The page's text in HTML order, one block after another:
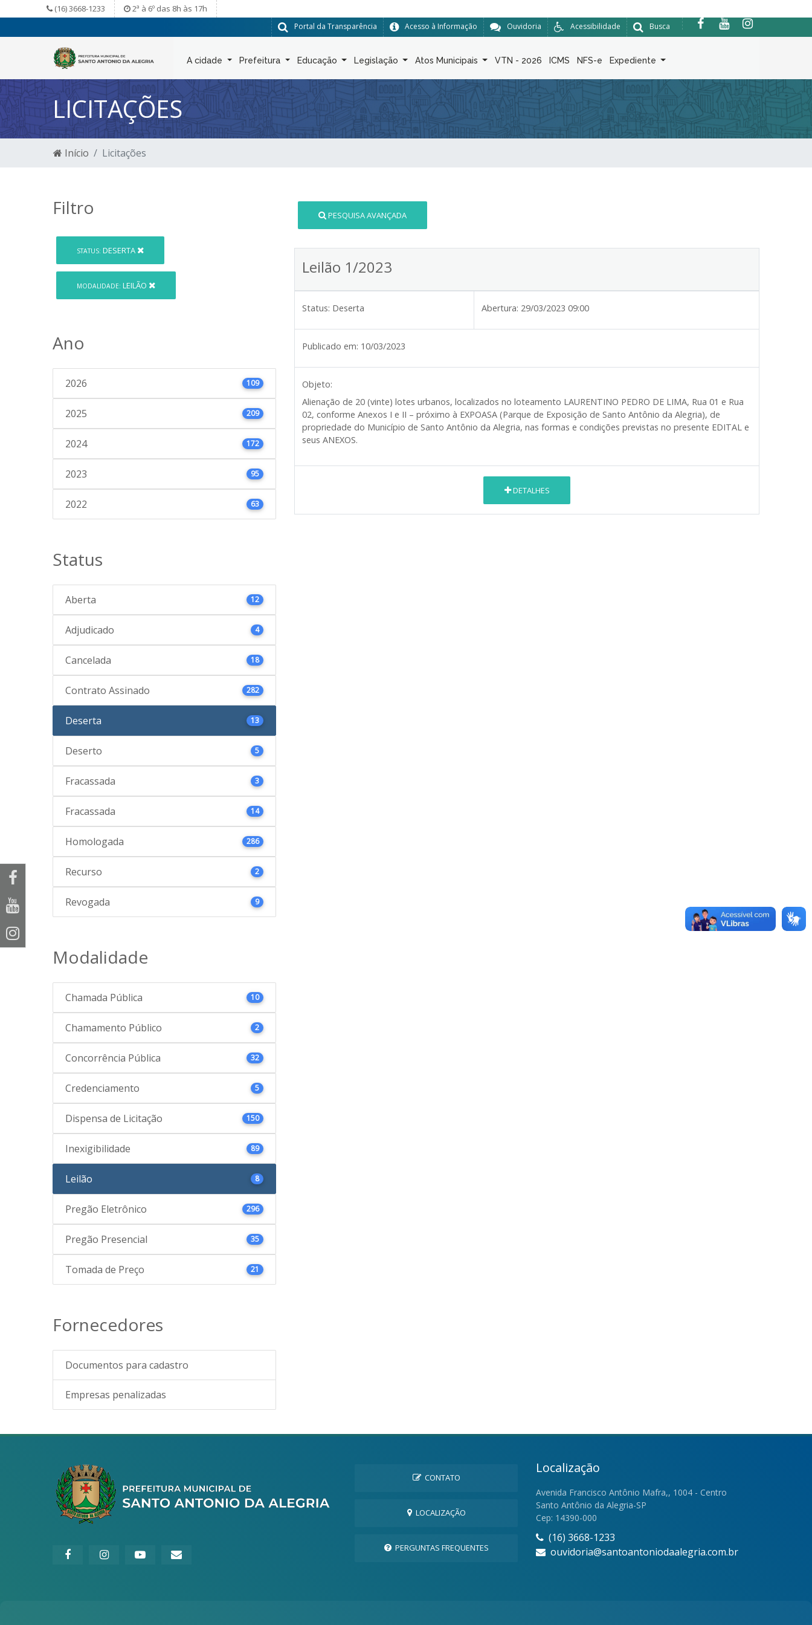
(16) 3668-1233 2ª à 6º das 8h às 17h
Busca
Acessibilidade
Ouvidoria
Acesso à Informação
Portal da Transparência
A cidade Prefeitura Educação Legislação Atos Municipais VTN - 2026 ICMS NFS-e Expediente
LICITAÇÕES
Início Licitações
Filtro
STATUS: DESERTA
MODALIDADE: LEILÃO
Ano
2026 109
2025 209
2024 172
2023 95
2022 63
Status
Aberta 12
Adjudicado 4
Cancelada 18
Contrato Assinado 282
Deserta 13
Deserto 5
Fracassada 3
Fracassada 14
Homologada 286
Recurso 2
Revogada 9
Modalidade
Chamada Pública 10
Chamamento Público 2
Concorrência Pública 32
Credenciamento 5
Dispensa de Licitação 150
Inexigibilidade 89
Leilão 8
Pregão Eletrônico 296
Pregão Presencial 35
Tomada de Preço 21
Fornecedores
Documentos para cadastro
Empresas penalizadas
PESQUISA AVANÇADA
Leilão 1/2023
Status: Deserta Abertura: 29/03/2023 09:00
Publicado em: 10/03/2023
Objeto:
Alienação de 20 (vinte) lotes urbanos, localizados no loteamento LAURENTINO PEDRO DE LIMA, Rua 01 e Rua
02, conforme Anexos I e II – próximo à EXPOASA (Parque de Exposição de Santo Antônio da Alegria), de
propriedade do Município de Santo Antônio da Alegria, nas formas e condições previstas no presente EDITAL e
seus ANEXOS.
DETALHES
CONTATO
LOCALIZAÇÃO
PERGUNTAS FREQUENTES
Localização
Avenida Francisco Antônio Mafra,, 1004 - Centro
Santo Antônio da Alegria-SP
Cep: 14390-000
(16) 3668-1233
ouvidoria@santoantoniodaalegria.com.br